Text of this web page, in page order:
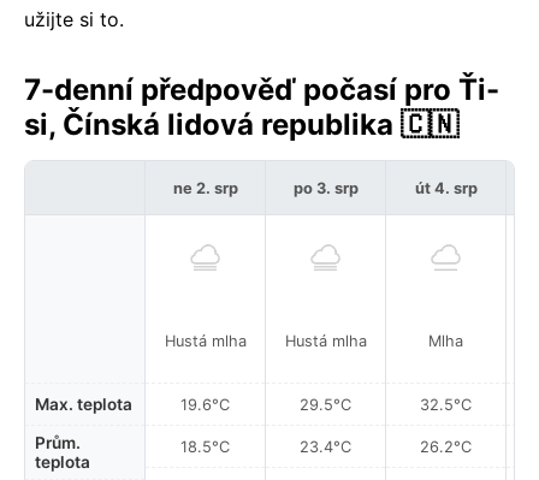
užijte si to.
7-denní předpověď počasí pro Ťi-
si, Čínská lidová republika 🇨🇳
Max. teplota
Prům.
teplota
ne 2. srp
Hustá mlha
19.6°C
18.5°C
po 3. srp
Hustá mlha
29.5°C
23.4°C
út 4. srp
Mlha
32.5°C
26.2°C